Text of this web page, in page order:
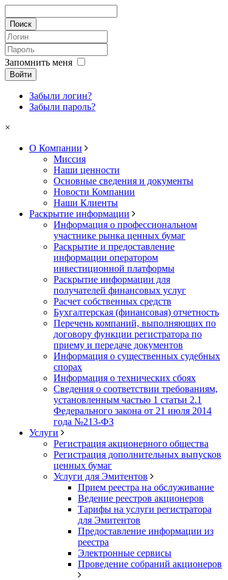
Запомнить меня
Войти
Забыли логин?
Забыли пароль?
×
О Компании
Миссия
Наши ценности
Основные сведения и документы
Новости Компании
Наши Клиенты
Раскрытие информации
Информация о профессиональном
участнике рынка ценных бумаг
Раскрытие и предоставление
информации оператором
инвестиционной платформы
Раскрытие информации для
получателей финансовых услуг
Расчет собственных средств
Бухгалтерская (финансовая) отчетность
Перечень компаний, выполняющих по
договору функции регистратора по
приему и передаче документов
Информация о существенных судебных
спорах
Информация о технических сбоях
Сведения о соответствии требованиям,
установленным частью 1 статьи 2.1
Федерального закона от 21 июля 2014
года №213-ФЗ
Услуги
Регистрация акционерного общества
Регистрация дополнительных выпусков
ценных бумаг
Услуги для Эмитентов
Прием реестра на обслуживание
Ведение реестров акционеров
Тарифы на услуги регистратора
для Эмитентов
Предоставление информации из
реестра
Электронные сервисы
Проведение собраний акционеров